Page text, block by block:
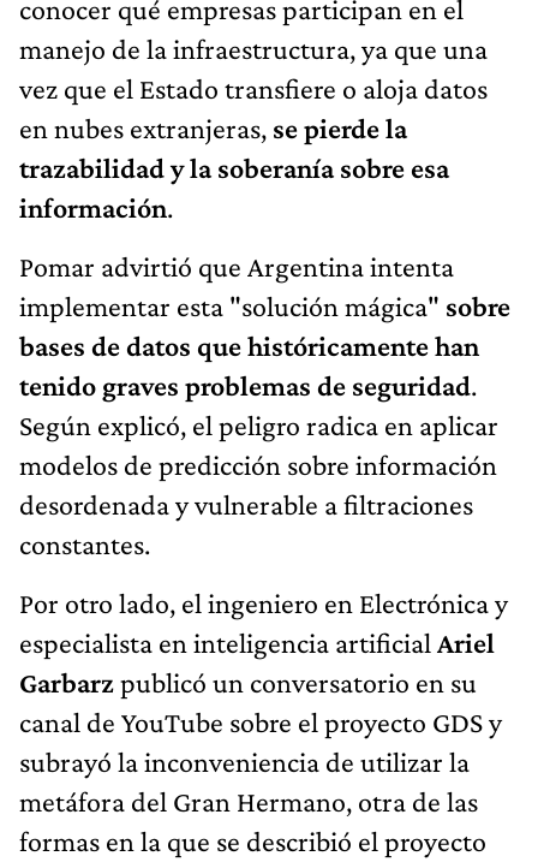
conocer qué empresas participan en el
manejo de la infraestructura, ya que una
vez que el Estado transfiere o aloja datos
en nubes extranjeras, se pierde la
trazabilidad y la soberanía sobre esa
información.
Pomar advirtió que Argentina intenta
implementar esta "solución mágica" sobre
bases de datos que históricamente han
tenido graves problemas de seguridad.
Según explicó, el peligro radica en aplicar
modelos de predicción sobre información
desordenada y vulnerable a filtraciones
constantes.
Por otro lado, el ingeniero en Electrónica y
especialista en inteligencia artificial Ariel
Garbarzpublicó un conversatorio en su
canal de YouTube sobre el proyecto GDS y
subrayó la inconveniencia de utilizar la
metáfora del Gran Hermano, otra de las
formas en la que se describió el proyecto